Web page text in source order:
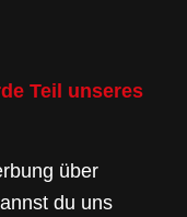
Teil unseres
über
du uns